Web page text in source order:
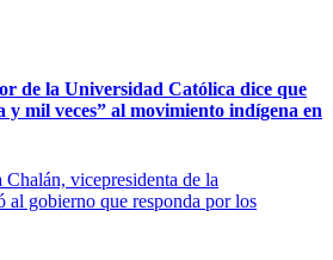
de la Universidad Católica dice que
mil veces” al movimiento indígena en